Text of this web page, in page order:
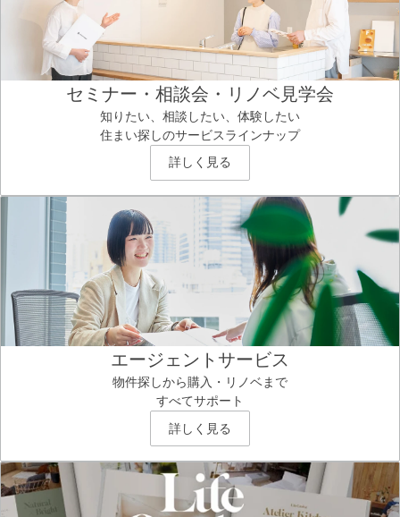
セミナー・相談会・リノベ見学会
知りたい、相談したい、体験したい
住まい探しのサービスラインナップ
詳しく見る
エージェントサービス
物件探しから購入・リノベまで
すべてサポート
詳しく見る